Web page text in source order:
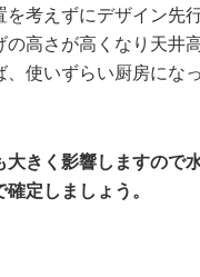
を考えずにデザイン先
の高さが高くなり天井
、使いずらい厨房にな
大きく影響しますので
定しましょう。